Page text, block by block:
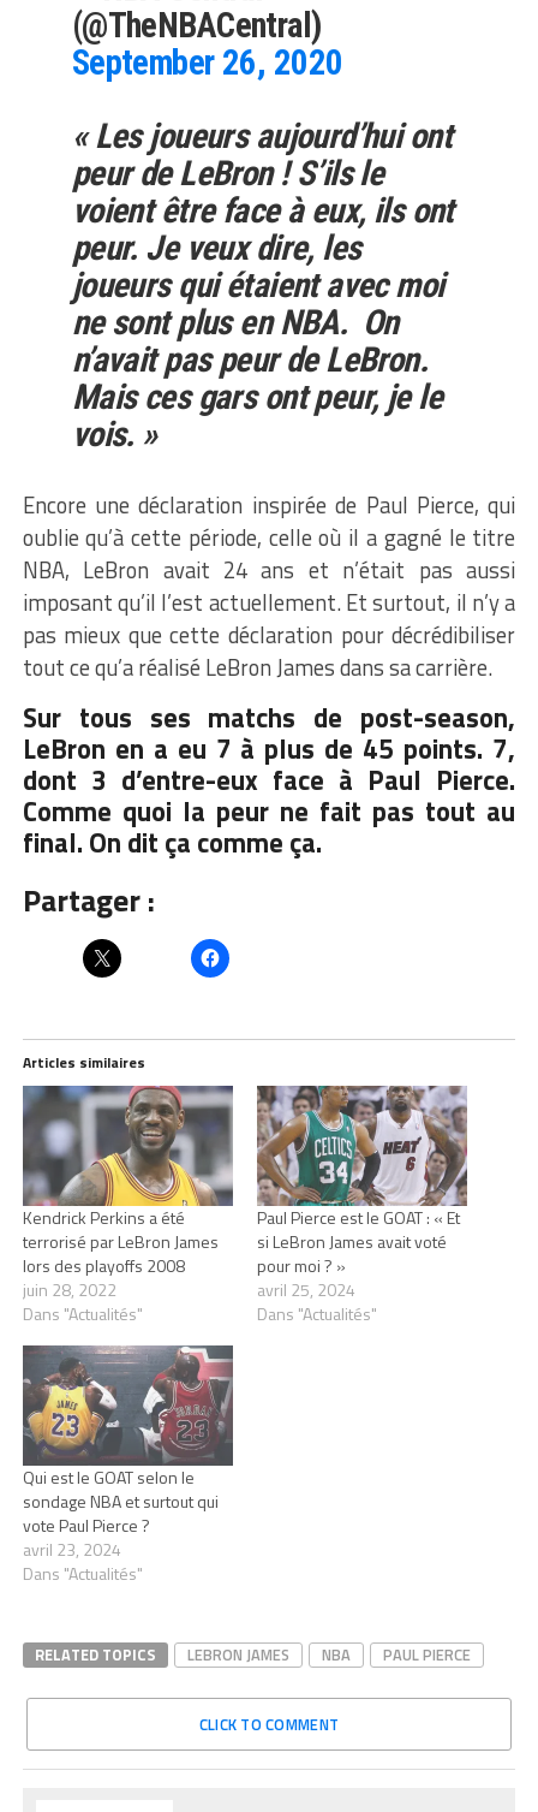
(@TheNBACentral)
September 26, 2020
« Les joueurs aujourd’hui ont
peur de LeBron ! S’ils le
voient être face à eux, ils ont
peur. Je veux dire, les
joueurs qui étaient avec moi
ne sont plus en NBA. On
n’avait pas peur de LeBron.
Mais ces gars ont peur, je le
vois. »
Encore une déclaration inspirée de Paul Pierce, qui
oublie qu’à cette période, celle où il a gagné le titre
NBA, LeBron avait 24 ans et n’était pas aussi
imposant qu’il l’est actuellement. Et surtout, il n’y a
pas mieux que cette déclaration pour décrédibiliser
tout ce qu’a réalisé LeBron James dans sa carrière.
Sur tous ses matchs de post-season,
LeBron en a eu 7 à plus de 45 points. 7,
dont 3 d’entre-eux face à Paul Pierce.
Comme quoi la peur ne fait pas tout au
final. On dit ça comme ça.
Partager :
Articles similaires
Kendrick Perkins a été
terrorisé par LeBron James
lors des playoffs 2008
juin 28, 2022
Dans "Actualités"
Paul Pierce est le GOAT : « Et
si LeBron James avait voté
pour moi ? »
avril 25, 2024
Dans "Actualités"
Qui est le GOAT selon le
sondage NBA et surtout qui
vote Paul Pierce ?
avril 23, 2024
Dans "Actualités"
RELATED TOPICS LEBRON JAMES NBA PAUL PIERCE
CLICK TO COMMENT